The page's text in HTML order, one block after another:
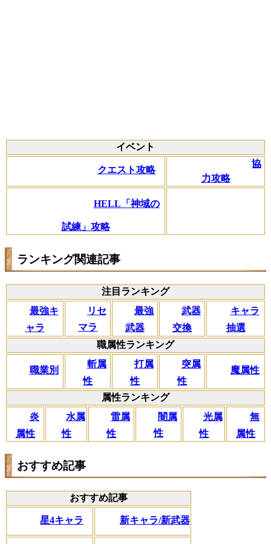
イベント
クエスト攻略
協
力攻略
HELL「神域の
試練」攻略
ランキング関連記事
注目ランキング
最強キ
ャラ
リセ
マラ
最強
武器
武器
交換
キャラ
抽選
職属性ランキング
職業別
斬属
性
打属
性
突属
性
魔属性
属性ランキング
炎
属性
水属
性
雷属
性
闇属
性
光属
性
無
属性
おすすめ記事
おすすめ記事
星4キャラ 新キャラ/新武器